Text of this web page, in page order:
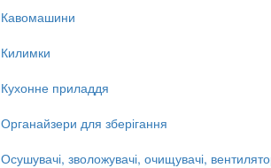
Кавомашини
Килимки
Кухонне приладдя
Органайзери для зберігання
Осушувачі, зволожувачі, очищувачі,